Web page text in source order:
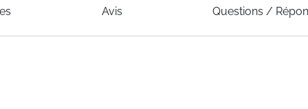
Avis Questions /